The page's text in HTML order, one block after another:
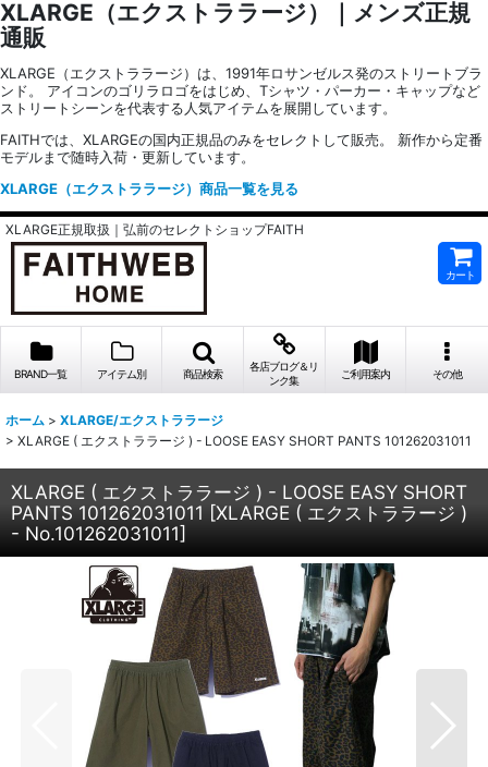
XLARGE（エクストララージ）｜メンズ正規
通販
XLARGE（エクストララージ）は、1991年ロサンゼルス発のストリートブラ
ンド。 アイコンのゴリラロゴをはじめ、Tシャツ・パーカー・キャップなど
ストリートシーンを代表する人気アイテムを展開しています。
FAITHでは、XLARGEの国内正規品のみをセレクトして販売。 新作から定番
モデルまで随時入荷・更新しています。
XLARGE（エクストララージ）商品一覧を見る
XLARGE正規取扱｜弘前のセレクトショップFAITH
カート
BRAND一覧 アイテム別 商品検索
各店ブログ＆リ
ンク集
ご利用案内 その他
ホーム > XLARGE/エクストララージ
> XLARGE ( エクストララージ ) - LOOSE EASY SHORT PANTS 101262031011
XLARGE ( エクストララージ ) - LOOSE EASY SHORT
PANTS 101262031011 [XLARGE ( エクストララージ )
- No.101262031011]